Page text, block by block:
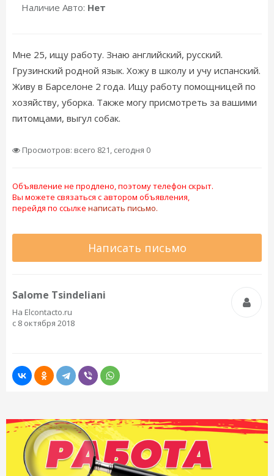
Наличие Авто: Нет
Мне 25, ищу работу. Знаю английский, русский.
Грузинский родной язык. Хожу в школу и учу испанский.
Живу в Барселоне 2 года. Ищу работу помощницей по
хозяйству, уборка. Также могу присмотреть за вашими
питомцами, выгул собак.
Просмотров: всего 821, сегодня 0
Объявление не продлено, поэтому телефон скрыт.
Вы можете связаться с автором объявления,
перейдя по ссылке написать письмо.
Написать письмо
Salome Tsindeliani
На Elcontacto.ru
с 8 октября 2018